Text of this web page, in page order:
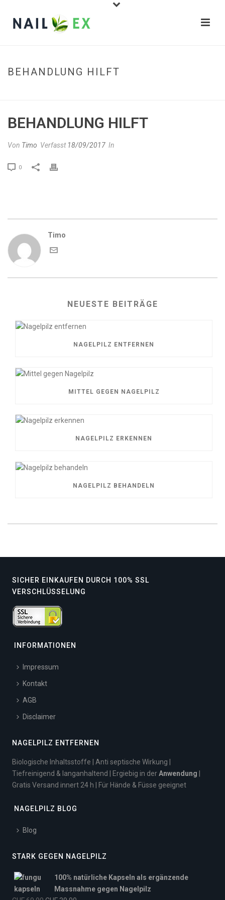
BEHANDLUNG HILFT
BEHANDLUNG HILFT
Von Timo Verfasst 18/09/2017 In
0
Timo
NEUESTE BEITRÄGE
NAGELPILZ ENTFERNEN
MITTEL GEGEN NAGELPILZ
NAGELPILZ ERKENNEN
NAGELPILZ BEHANDELN
SICHER EINKAUFEN DURCH 100% SSL
VERSCHLÜSSELUNG
INFORMATIONEN
Impressum
Kontakt
AGB
Disclaimer
NAGELPILZ ENTFERNEN
Biologische Inhaltsstoffe | Anti septische Wirkung |
Tiefreinigend & langanhaltend | Ergiebig in derAnwendung
Gratis Versand innert 24 h | Für Hände & Füsse geeignet
NAGELPILZ BLOG
Blog
STARK GEGEN NAGELPILZ
100% natürliche Kapseln als ergänzende
Massnahme gegen Nagelpilz